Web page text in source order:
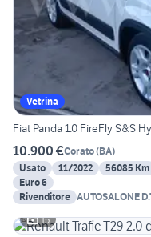
Vetrina
Fiat Panda 1.0 FireFly S&S
10.900 €Corato(BA)
Usato
11/2022 56085 Km
Euro 6
Rivenditore AUTOSALONE
15